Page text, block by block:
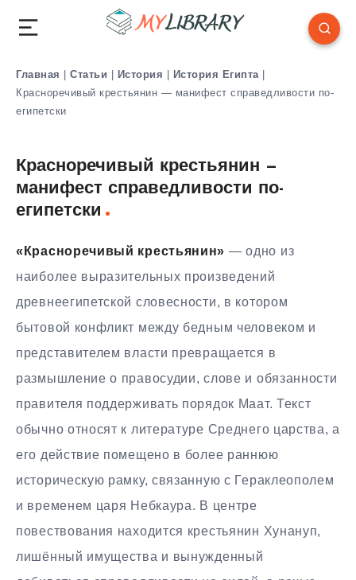
Главная | Статьи | История | История Египта |
Красноречивый крестьянин — манифест справедливости по-
египетски
Красноречивый крестьянин —
манифест справедливости по-
египетски
«Красноречивый крестьянин» — одно из
наиболее выразительных произведений
древнеегипетской словесности, в котором
бытовой конфликт между бедным человеком и
представителем власти превращается в
размышление о правосудии, слове и обязанности
правителя поддерживать порядок Маат. Текст
обычно относят к литературе Среднего царства, а
его действие помещено в более раннюю
историческую рамку, связанную с Гераклеополем
и временем царя Небкаура. В центре
повествования находится крестьянин Хунануп,
лишённый имущества и вынужденный